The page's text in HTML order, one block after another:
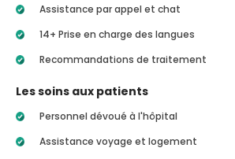
Assistance par appel et chat
14+ Prise en charge des langues
Recommandations de traitement
Les soins aux patients
Personnel dévoué à l'hôpital
Assistance voyage et logement